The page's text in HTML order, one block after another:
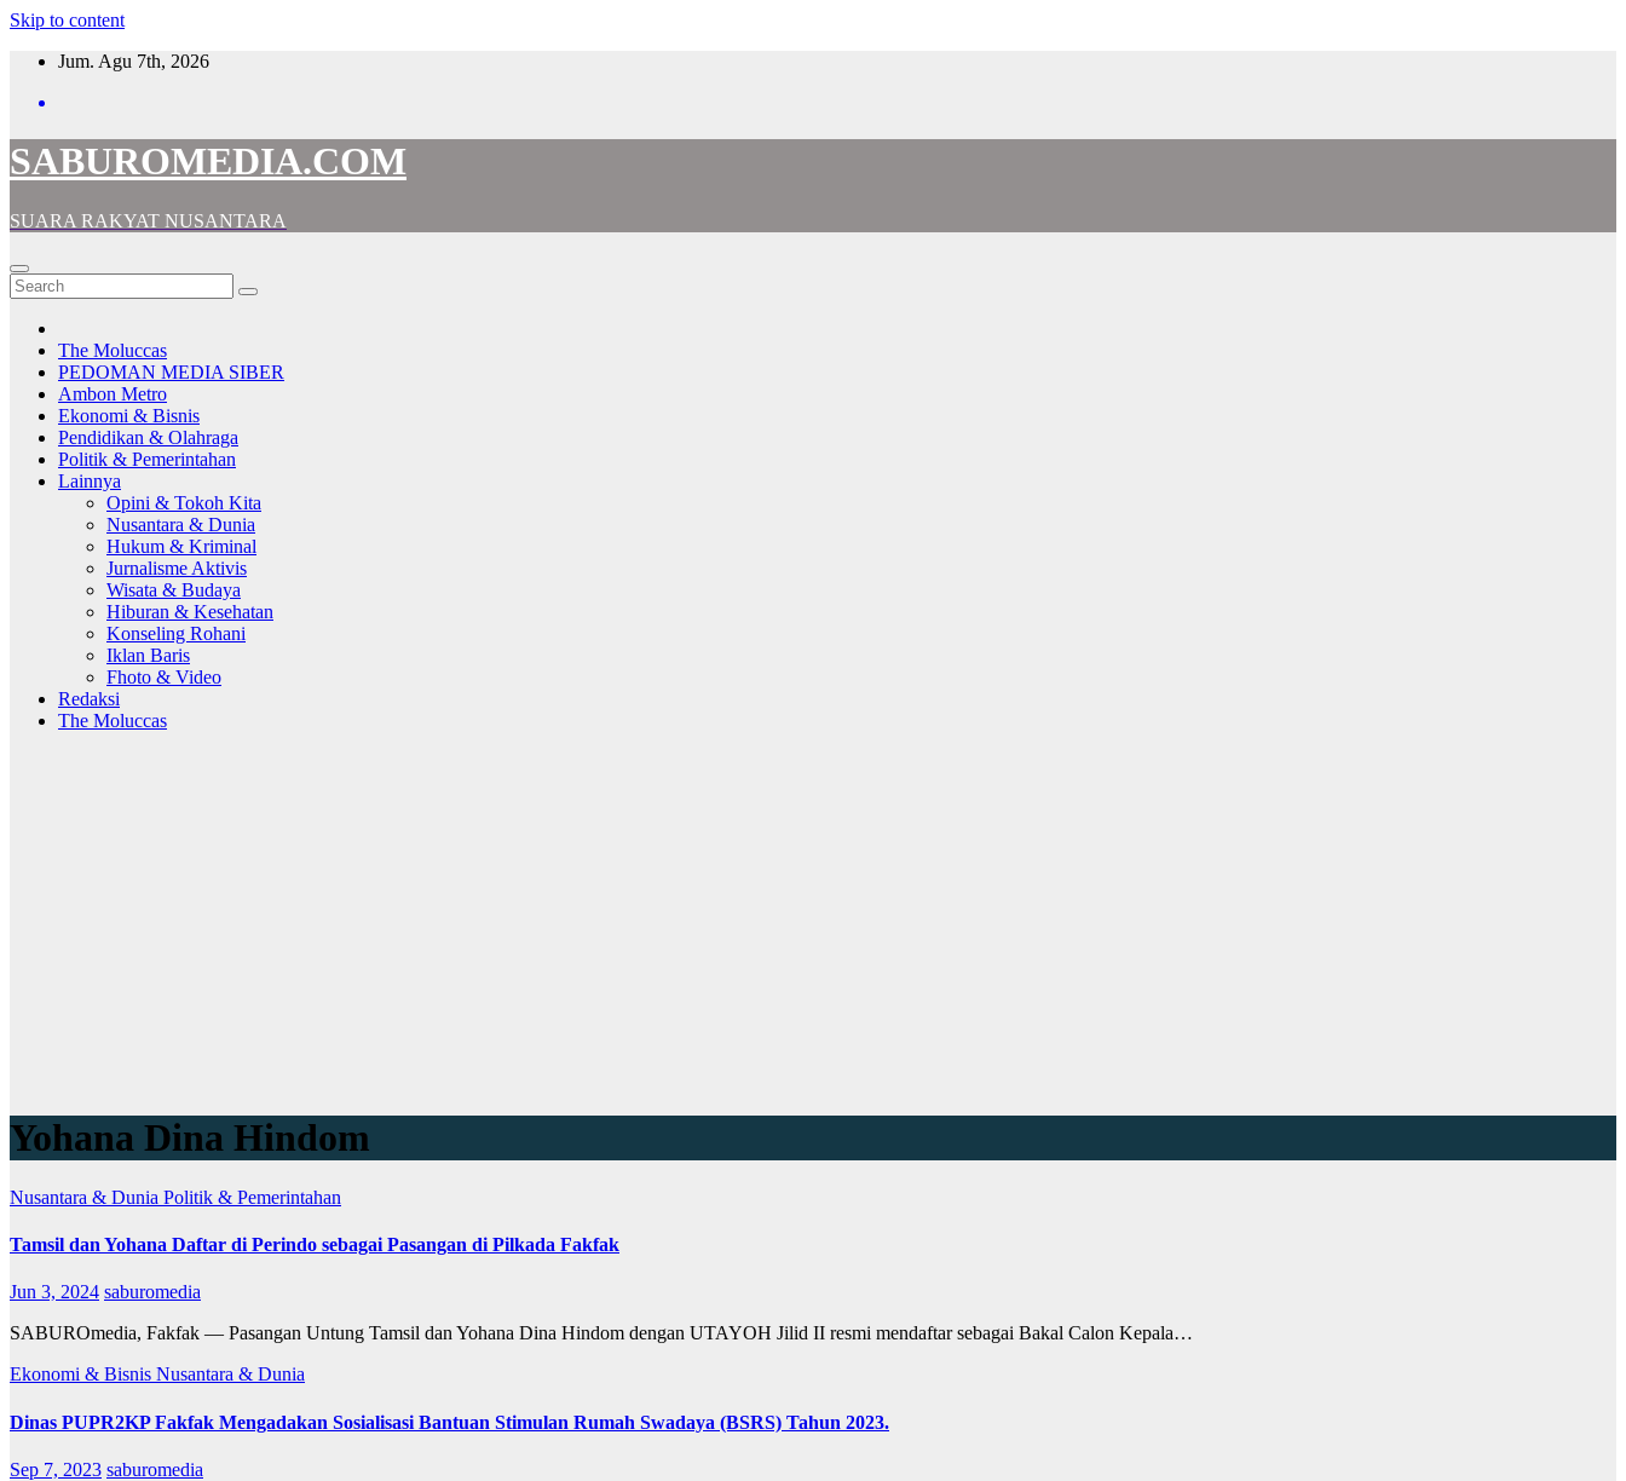
Skip to content
Jum. Agu 7th, 2026
SABUROMEDIA.COM
SUARA RAKYAT NUSANTARA
The Moluccas
PEDOMAN MEDIA SIBER
Ambon Metro
Ekonomi & Bisnis
Pendidikan & Olahraga
Politik & Pemerintahan
Lainnya
Opini & Tokoh Kita
Nusantara & Dunia
Hukum & Kriminal
Jurnalisme Aktivis
Wisata & Budaya
Hiburan & Kesehatan
Konseling Rohani
Iklan Baris
Fhoto & Video
Redaksi
The Moluccas
Yohana Dina Hindom
Nusantara & Dunia Politik & Pemerintahan
Tamsil dan Yohana Daftar di Perindo sebagai Pasangan di Pilkada Fakfak
Jun 3, 2024 saburomedia
SABUROmedia, Fakfak — Pasangan Untung Tamsil dan Yohana Dina Hindom dengan UTAYOH Jilid II resmi mendaftar sebagai Bakal Calon Kepala…
Ekonomi & Bisnis Nusantara & Dunia
Dinas PUPR2KP Fakfak Mengadakan Sosialisasi Bantuan Stimulan Rumah Swadaya (BSRS) Tahun 2023.
Sep 7, 2023 saburomedia